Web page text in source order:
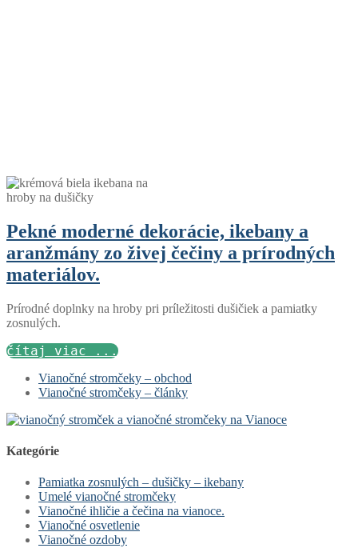
Pekné moderné dekorácie, ikebany a
aranžmány zo živej čečiny a prírodných
materiálov.
Prírodné doplnky na hroby pri príležitosti dušičiek a pamiatky
zosnulých.
čítaj viac ...
Vianočné stromčeky – obchod
Vianočné stromčeky – články
Kategórie
Pamiatka zosnulých – dušičky – ikebany
Umelé vianočné stromčeky
Vianočné ihličie a čečina na vianoce.
Vianočné osvetlenie
Vianočné ozdoby